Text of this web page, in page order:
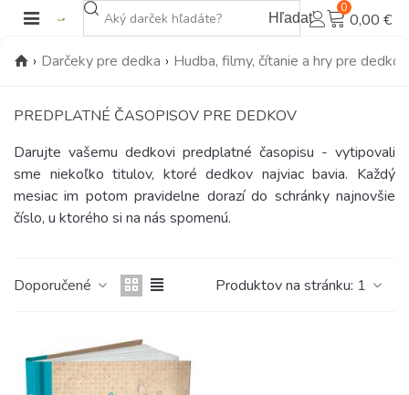
Hľadať
0
0,00 €
› Darčeky pre dedka › Hudba, filmy, čítanie a hry pre dedkov
PREDPLATNÉ ČASOPISOV PRE DEDKOV
Darujte vašemu dedkovi predplatné časopisu - vytipovali
sme niekoľko titulov, ktoré dedkov najviac bavia. Každý
mesiac im potom pravidelne dorazí do schránky najnovšie
číslo, u ktorého si na nás spomenú.
Doporučené Produktov na stránku: 1